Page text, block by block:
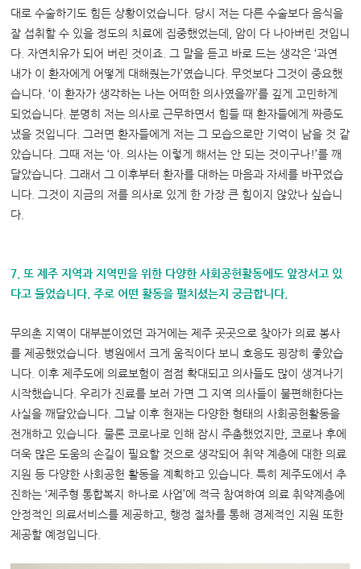
대로 수술하기도 힘든 상황이었습니다. 당시 저는 다른 수술보다 음식을
잘 섭취할 수 있을 정도의 치료에 집중했었는데, 암이 다 나아버린 것입니
다. 자연치유가 되어 버린 것이죠. 그 말을 듣고 바로 드는 생각은 ‘과연
내가 이 환자에게 어떻게 대해줬는가’였습니다. 무엇보다 그것이 중요했
습니다. ‘이 환자가 생각하는 나는 어떠한 의사였을까’를 깊게 고민하게
되었습니다. 분명히 저는 의사로 근무하면서 힘들 때 환자들에게 짜증도
냈을 것입니다. 그러면 환자들에게 저는 그 모습으로만 기억이 남을 것 같
았습니다. 그때 저는 ‘아. 의사는 이렇게 해서는 안 되는 것이구나!’를 깨
달았습니다. 그래서 그 이후부터 환자를 대하는 마음과 자세를 바꾸었습
니다. 그것이 지금의 저를 의사로 있게 한 가장 큰 힘이지 않았나 싶습니
다.
7. 또 제주 지역과 지역민을 위한 다양한 사회공헌활동에도 앞장서고 있
다고 들었습니다. 주로 어떤 활동을 펼치셨는지 궁금합니다.
무의촌 지역이 대부분이었던 과거에는 제주 곳곳으로 찾아가 의료 봉사
를 제공했었습니다. 병원에서 크게 움직이다 보니 호응도 굉장히 좋았습
니다. 이후 제주도에 의료보험이 점점 확대되고 의사들도 많이 생겨나기
시작했습니다. 우리가 진료를 보러 가면 그 지역 의사들이 불편해한다는
사실을 깨달았습니다. 그날 이후 현재는 다양한 형태의 사회공헌활동을
전개하고 있습니다. 물론 코로나로 인해 잠시 주춤했었지만, 코로나 후에
더욱 많은 도움의 손길이 필요할 것으로 생각되어 취약 계층에 대한 의료
지원 등 다양한 사회공헌 활동을 계획하고 있습니다. 특히 제주도에서 추
진하는 ‘제주형 통합복지 하나로 사업’에 적극 참여하여 의료 취약계층에
안정적인 의료서비스를 제공하고, 행정 절차를 통해 경제적인 지원 또한
제공할 예정입니다.